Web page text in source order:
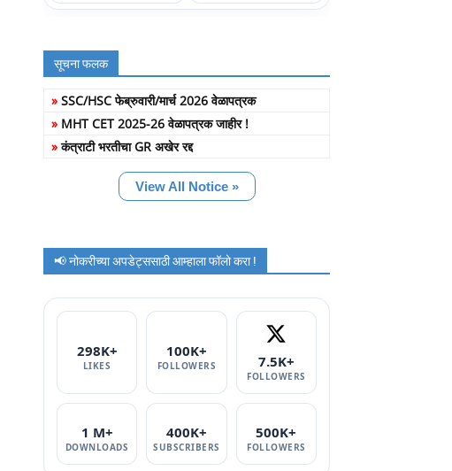
सूचना फलक
» SSC/HSC फेब्रुवारी/मार्च 2026 वेळापत्रक
» MHT CET 2025-26 वेळापत्रक जाहीर !
»कंत्राटी भरतीचा GR अखेर रद्द
View All Notice »
📢 नोकरीच्या अपडेट्ससाठी आम्हाला फॉलो करा !
298K+
LIKES
100K+
FOLLOWERS 7.5K+
FOLLOWERS
1 M+
DOWNLOADS
400K+
SUBSCRIBERS
500K+
FOLLOWERS